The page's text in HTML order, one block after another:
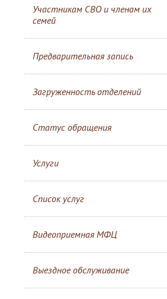
Участникам СВО и членам их
семей
Предварительная запись
Загруженность отделений
Статус обращения
Услуги
Список услуг
Видеоприемная МФЦ
Выездное обслуживание